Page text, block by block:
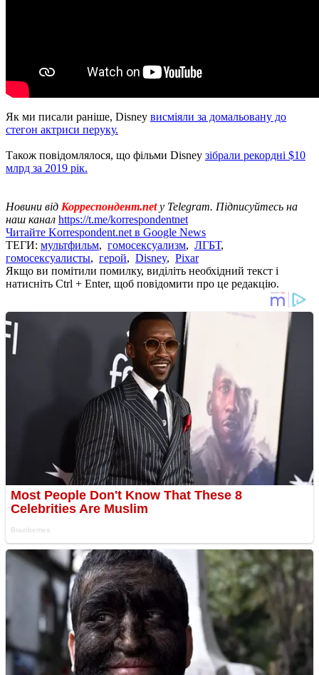
Як ми писали раніше, Disney висміяли за домальовану до
стегон актриси перуку.
Також повідомлялося, що фільми Disney зібрали рекордні $10
млрд за 2019 рік.
Новини від Корреспондент.net у Telegram. Підписуйтесь на
наш канал https://t.me/korrespondentnet
Читайте Korrespondent.net в Google News
ТЕГИ: мультфильм, гомосексуализм, ЛГБТ,
гомосексуалисты, герой, Disney, Pixar
Якщо ви помітили помилку, виділіть необхідний текст і
натисніть Ctrl + Enter, щоб повідомити про це редакцію.